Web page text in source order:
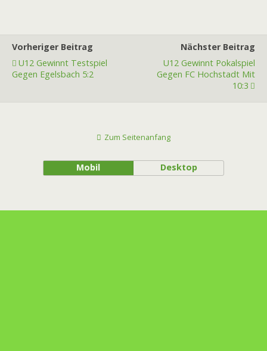
Vorheriger Beitrag
U12 Gewinnt Testspiel
Gegen Egelsbach 5:2
Nächster Beitrag
U12 Gewinnt Pokalspiel
Gegen FC Hochstadt Mit
10:3
Zum Seitenanfang
Mobil Desktop